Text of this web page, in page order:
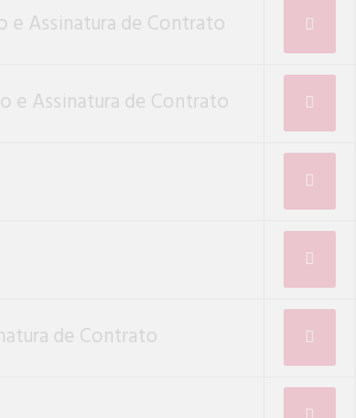
e Assinatura de Contrato
e Assinatura de Contrato
de Contrato